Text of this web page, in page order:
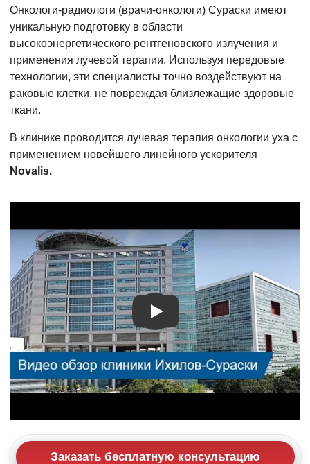
Онкологи-радиологи (врачи-онкологи) Сураски имеют
уникальную подготовку в области
высокоэнергетического рентгеновского излучения и
применения лучевой терапии. Используя передовые
технологии, эти специалисты точно воздействуют на
раковые клетки, не повреждая близлежащие здоровые
ткани.
В клинике проводится лучевая терапия онкологии уха с
применением новейшего линейного ускорителя
Novalis.
Видео о лечении
Заказать бесплатную консультацию